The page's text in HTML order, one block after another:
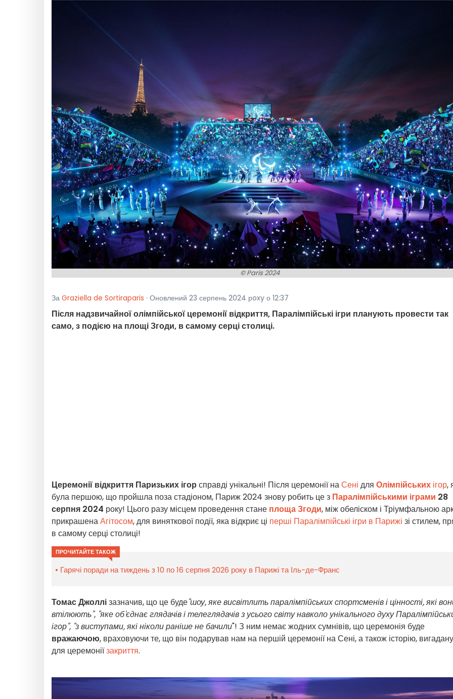
© Paris 2024
За Graziella de Sortiraparis · Оновлений 23 серпень 2024 рoxy о 12:37
Після надзвичайної олімпійської церемонії відкриття, Паралімпійські ігри планують провести так
само, з подією на площі Згоди, в самому серці столиці.
Церемонії відкриття Паризьких ігор справді унікальні! Після церемонії наСені для Олімпійських ігор,
була першою, що пройшла поза стадіоном, Париж 2024 знову робить це з Паралімпійськими іграми 28
серпня 2024 року! Цього разу місцем проведення стане площа Згоди, між обеліском і Тріумфальною
прикрашенаАгітосом, для виняткової події, яка відкриє ці перші Паралімпійські ігри в Парижі зі стилем,
в самому серці столиці!
ПРОЧИТАЙТЕ ТАКОЖ
Гарячі поради на тиждень з 10 по 16 серпня 2026 року в Парижі та Іль-де-Франс
Томас Джоллізазначив, що це буде"шоу, яке висвітлить паралімпійських спортсменів і цінності, які
втілюють", "яке об'єднає глядачів і телеглядачів з усього світу навколо унікального духу
ігор", "з виступами, які ніколи раніше не бачили"! З ним немає жодних сумнівів, що церемонія буде
вражаючою, враховуючи те, що він подарував нам на першій церемонії на Сені, а також історію, вигадану
для церемоніїзакриття.